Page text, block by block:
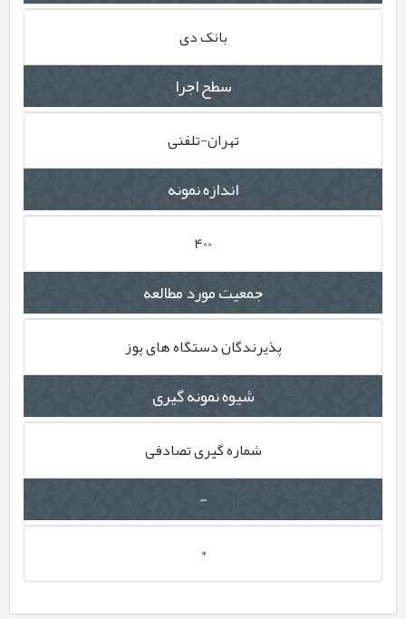
بانک دی
سطح اجرا
تهران-تلفنی
اندازه نمونه
400
جمعیت مورد مطالعه
پذیرندگان دستگاه های پوز
شیوه نمونه گیری
شماره گیری تصادفی
-
*